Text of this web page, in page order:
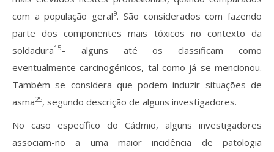
com a população geral9. São considerados com fazendo
parte dos componentes mais tóxicos no contexto da
soldadura15– alguns até os classificam como
eventualmente carcinogénicos, tal como já se mencionou.
Também se considera que podem induzir situações de
asma25, segundo descrição de alguns investigadores.
No caso específico do Cádmio, alguns investigadores
associam-no a uma maior incidência de patologia